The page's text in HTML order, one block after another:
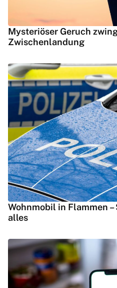
Mysteriöser Geruch
Zwischenlandung
Wohnmobil in Flammen
alles